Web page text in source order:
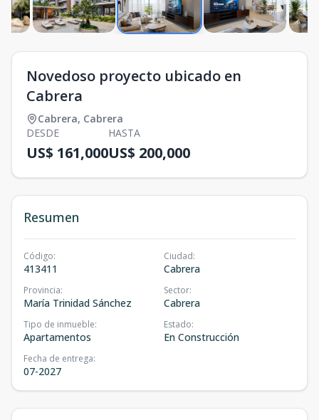
Novedoso proyecto ubicado en
Cabrera
Cabrera, Cabrera
DESDE
US$ 161,000
HASTA
US$ 200,000
Resumen
Código:
413411
Ciudad:
Cabrera
Provincia:
María Trinidad Sánchez
Sector:
Cabrera
Tipo de inmueble:
Apartamentos
Estado:
En Construcción
Fecha de entrega:
07-2027